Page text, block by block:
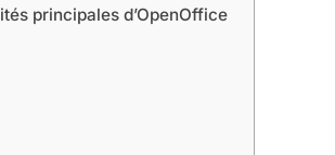
principales d’OpenOffice